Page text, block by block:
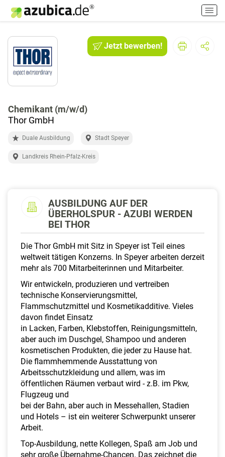
H
a
p
t
e
Jetzt bewerben!
Chemikant (m/w/d)
Thor GmbH
Duale Ausbildung Stadt Speyer
Landkreis Rhein-Pfalz-Kreis
AUSBILDUNG AUF DER
ÜBERHOLSPUR - AZUBI WERDEN
BEI THOR
Die Thor GmbH mit Sitz in Speyer ist Teil eines
weltweit tätigen Konzerns. In Speyer arbeiten derzeit
mehr als 700 Mitarbeiterinnen und Mitarbeiter.
Wir entwickeln, produzieren und vertreiben
technische Konservierungsmittel,
Flammschutzmittel und Kosmetikadditive. Vieles
davon findet Einsatz
in Lacken, Farben, Klebstoffen, Reinigungsmitteln,
aber auch im Duschgel, Shampoo und anderen
kosmetischen Produkten, die jeder zu Hause hat.
Die flammhemmende Ausstattung von
Arbeitsschutzkleidung und allem, was im
öffentlichen Räumen verbaut wird - z.B. im Pkw,
Flugzeug und
bei der Bahn, aber auch in Messehallen, Stadien
und Hotels – ist ein weiterer Schwerpunkt unserer
Arbeit.
Top-Ausbildung, nette Kollegen, Spaß am Job und
sehr große Übernahme-Chancen. Das zeichnet die